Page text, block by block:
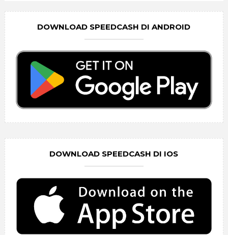
DOWNLOAD SPEEDCASH DI ANDROID
DOWNLOAD SPEEDCASH DI IOS